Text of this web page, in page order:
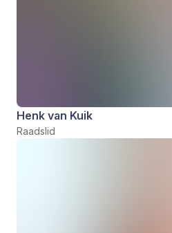
Henk van Kuik
Raadslid